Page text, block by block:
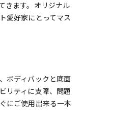
きます。オリジナル
愛好家にとってマス
ボディバックと底面
リティに支障、問題
にご使用出来る一本